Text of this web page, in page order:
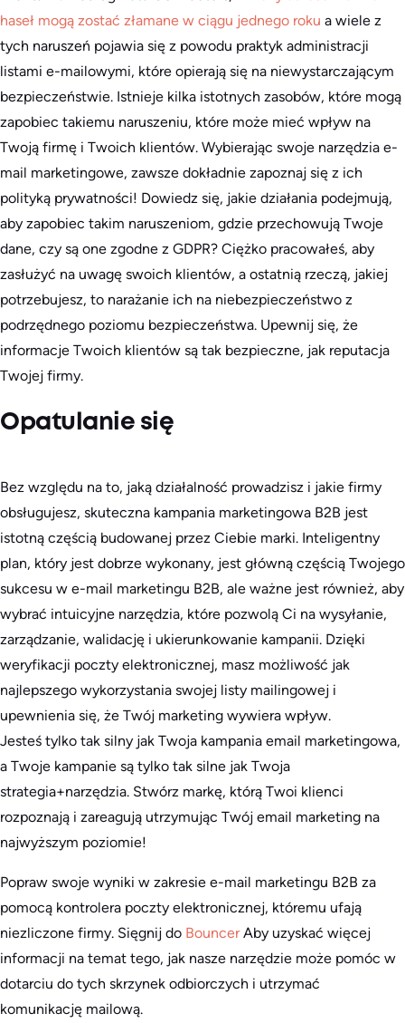
haseł mogą zostać złamane w ciągu jednego roku a wiele z
tych naruszeń pojawia się z powodu praktyk administracji
listami e-mailowymi, które opierają się na niewystarczającym
bezpieczeństwie. Istnieje kilka istotnych zasobów, które mogą
zapobiec takiemu naruszeniu, które może mieć wpływ na
Twoją firmę i Twoich klientów. Wybierając swoje narzędzia e-
mail marketingowe, zawsze dokładnie zapoznaj się z ich
polityką prywatności! Dowiedz się, jakie działania podejmują,
aby zapobiec takim naruszeniom, gdzie przechowują Twoje
dane, czy są one zgodne z GDPR? Ciężko pracowałeś, aby
zasłużyć na uwagę swoich klientów, a ostatnią rzeczą, jakiej
potrzebujesz, to narażanie ich na niebezpieczeństwo z
podrzędnego poziomu bezpieczeństwa. Upewnij się, że
informacje Twoich klientów są tak bezpieczne, jak reputacja
Twojej firmy.
Opatulanie się
Bez względu na to, jaką działalność prowadzisz i jakie firmy
obsługujesz, skuteczna kampania marketingowa B2B jest
istotną częścią budowanej przez Ciebie marki. Inteligentny
plan, który jest dobrze wykonany, jest główną częścią Twojego
sukcesu w e-mail marketingu B2B, ale ważne jest również, aby
wybrać intuicyjne narzędzia, które pozwolą Ci na wysyłanie,
zarządzanie, walidację i ukierunkowanie kampanii. Dzięki
weryfikacji poczty elektronicznej, masz możliwość jak
najlepszego wykorzystania swojej listy mailingowej i
upewnienia się, że Twój marketing wywiera wpływ.
Jesteś tylko tak silny jak Twoja kampania email marketingowa,
a Twoje kampanie są tylko tak silne jak Twoja
strategia+narzędzia. Stwórz markę, którą Twoi klienci
rozpoznają i zareagują utrzymując Twój email marketing na
najwyższym poziomie!
Popraw swoje wyniki w zakresie e-mail marketingu B2B za
pomocą kontrolera poczty elektronicznej, któremu ufają
niezliczone firmy. Sięgnij do BouncerAby uzyskać więcej
informacji na temat tego, jak nasze narzędzie może pomóc w
dotarciu do tych skrzynek odbiorczych i utrzymać
komunikację mailową.